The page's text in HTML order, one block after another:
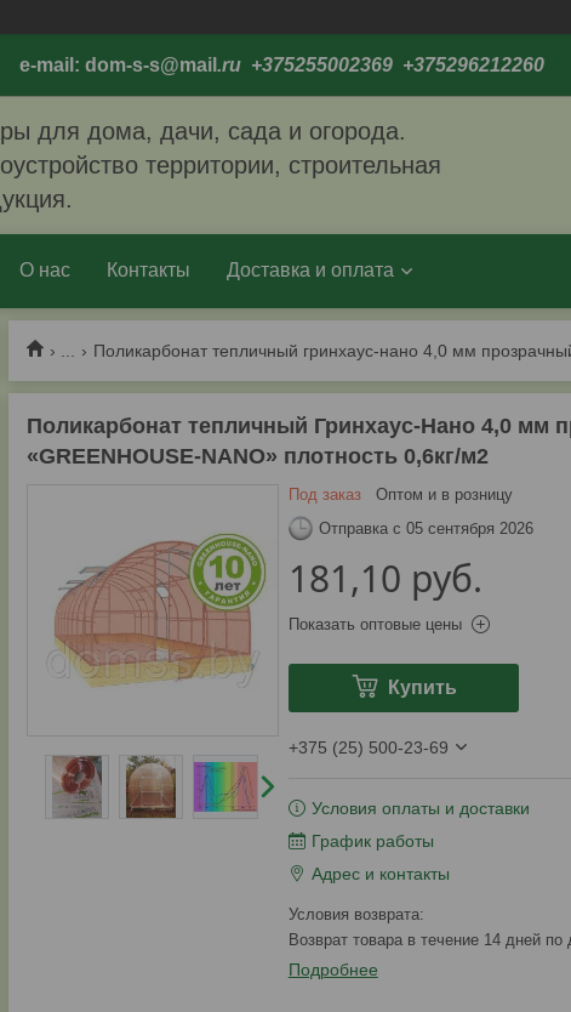
e-mail: dom-s-s@mail .ru +375255002369 +375296212260
для дома, дачи, сада и огорода.
территории, строительная
О нас Контакты Доставка и оплата
Поликарбонат тепличный Гринхаус-Нано 4,0 мм
«GREENHOUSE-NANO» плотность 0,6кг/м2
Под заказ
Оптом и в розницу
Отправка с 05 сентября 2026
181,10 руб.
Показать оптовые цены
Купить
+375 (25) 500-23-69
Условия оплаты и доставки
График работы
Адрес и контакты
возврат товара в течение 14 дней по
Подробнее